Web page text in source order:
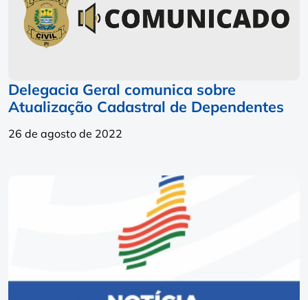
Delegacia Geral comunica sobre
Atualização Cadastral de Dependentes
26 de agosto de 2022